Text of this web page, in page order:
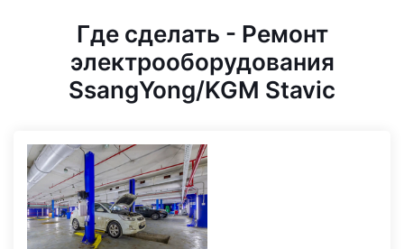
Где сделать - Ремонт
электрооборудования
SsangYong/KGM Stavic